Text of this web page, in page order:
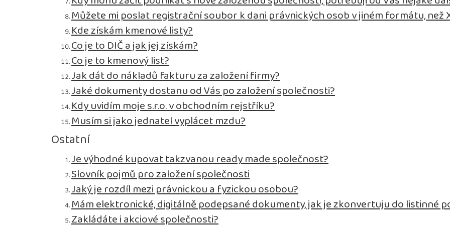
Můžete mi poslat registrační soubor k dani právnických osob v jiném formátu, než
Kde získám kmenové listy?
Co je to DIČ a jak jej získám?
Co je to kmenový list?
Jak dát do nákladů fakturu za založení firmy?
Jaké dokumenty dostanu od Vás po založení společnosti?
Kdy uvidím moje s.r.o. v obchodním rejstříku?
Musím si jako jednatel vyplácet mzdu?
Ostatní
Je výhodné kupovat takzvanou ready made společnost?
Slovník pojmů pro založení společnosti
Jaký je rozdíl mezi právnickou a fyzickou osobou?
Mám elektronické, digitálně podepsané dokumenty, jak je zkonvertuju do listinné
Zakládáte i akciové společnosti?